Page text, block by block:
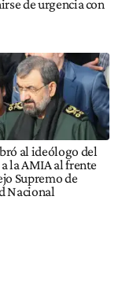
de urgencia con
al ideólogo del
la AMIA al frente
Supremo de
Nacional